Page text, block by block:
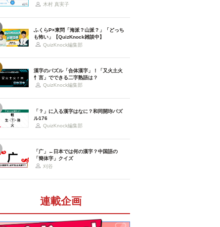
木村 真実子
ふくらP×東問「海派？山派？」「どっち
も怖い」【QuizKnock雑談中】
QuizKnock編集部
漢字のパズル「合体漢字」！「又火土火
忄言」でできる二字熟語は？
QuizKnock編集部
「？」に入る漢字はなに？和同開珎パズ
ル176
QuizKnock編集部
「广」←日本では何の漢字？中国語の
「簡体字」クイズ
刈谷
連載企画